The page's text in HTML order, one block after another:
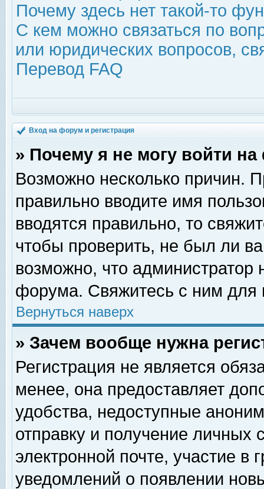
Почему здесь нет такой-то
С кем можно связаться по
или юридических вопросов,
Перевод FAQ
Вход на форум и регистрация
» Почему я не могу войти
Возможно несколько причин.
правильно вводите имя
вводятся правильно, то
чтобы проверить, не был ли
возможно, что
форума. Свяжитесь с ним для
Вернуться наверх
» Зачем вообще нужна
Регистрация не является
менее, она предоставляет
удобства, недоступные
отправку и получение личных
электронной почте, участие в
уведомлений о появлении